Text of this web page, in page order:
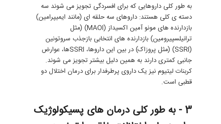
به طور کلی داروهایی که برای افسردگی تجویز می شوند سه
دسته ی کلی هستند: داروهای سه حلقه ای (مانند ایمیپرامین)
بازدارنده های مونو آمین اکسیداز (MAOI) (مثل
ترانیلسپیرومین) بازدارنده های انتخابی بازجذب سروتونین
(SSRI) (مثل پروزاک) در بین این داروها، SSRIها، عوارض
جانبی کمتری دارند به همین دلیل بیشتر تجویز می شوند.
کربنات لیتیوم نیز یک داروی پرطرفدار برای درمان اختلال دو
قطبی است.
3 - به طور کلی درمان های پسیکولوژیک